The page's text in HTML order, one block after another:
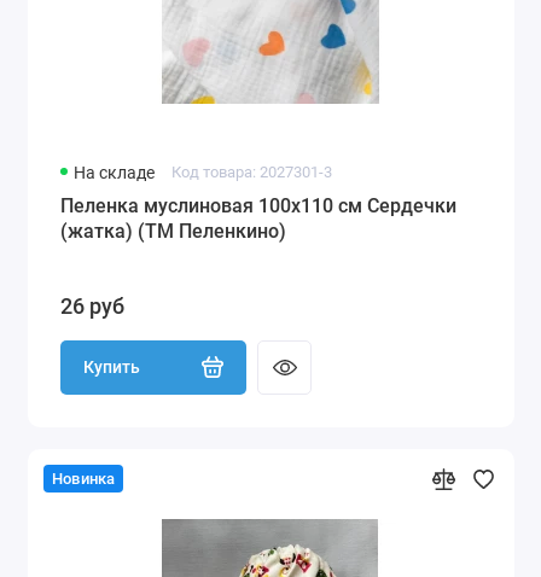
На складе Код товара: 2027301-3
Пеленка муслиновая 100х110 см Сердечки
(жатка) (ТМ Пеленкино)
26 руб
Купить
Новинка